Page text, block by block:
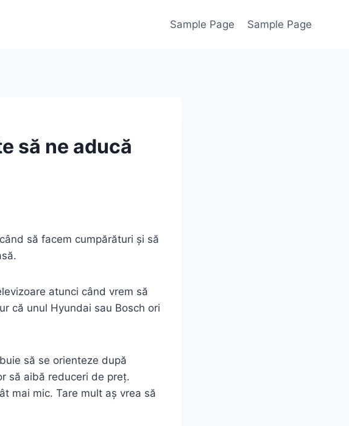
Sample Page Sample Page
să ne aducă
să facem cumpărături și să
atunci când vrem să
că unul Hyundai sau Bosch ori
să se orienteze după
să aibă reduceri de preț.
mai mic. Tare mult aș vrea să